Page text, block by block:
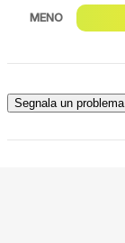
MENO
Segnala un problema